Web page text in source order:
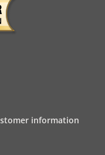
information